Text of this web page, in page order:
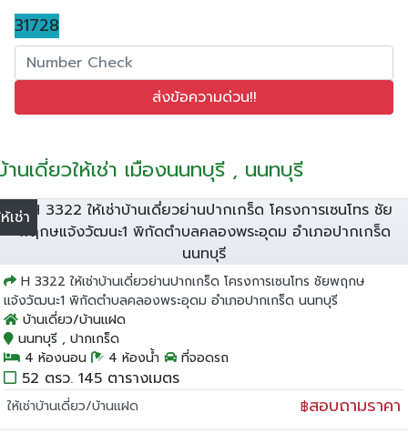
31728
านเดี่ยวให้เช่า เมืองนนทบุรี , นนทบุรี
เช่า
H 3322 ให้เช่าบ้านเดี่ยวย่านปากเกร็ด โครงการเซนโทร ชัยพฤกษ
แจ้งวัฒนะ1 พิกัดตำบลคลองพระอุดม อำเภอปากเกร็ด นนทบุรี
บ้านเดี่ยว/บ้านแฝด
นนทบุรี , ปากเกร็ด
4 ห้องนอน
4 ห้องน้ำ ที่จอดรถ
52 ตรว. 145 ตารางเมตร
ให้เช่าบ้านเดี่ยว/บ้านแฝด ฿สอบถามราคา